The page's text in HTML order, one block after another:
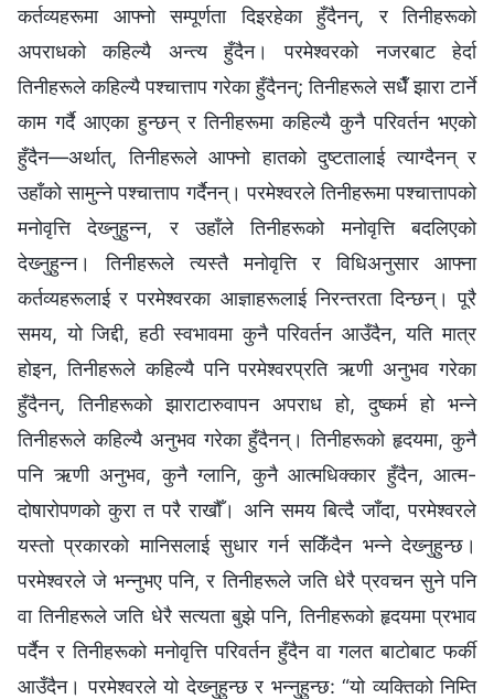
कर्तव्यहरूमा आफ्नो सम्पूर्णता दिइरहेका हुँदैनन्, र तिनीहरूको
अपराधको कहिल्यै अन्त्य हुँदैन। परमेश्‍वरको नजरबाट हेर्दा
तिनीहरूले कहिल्यै पश्‍चात्ताप गरेका हुँदैनन्; तिनीहरूले सधैँ झारा टार्ने
काम गर्दै आएका हुन्छन् र तिनीहरूमा कहिल्यै कुनै परिवर्तन भएको
हुँदैन—अर्थात्, तिनीहरूले आफ्‍नो हातको दुष्टतालाई त्याग्दैनन् र
उहाँको सामुन्ने पश्‍चात्ताप गर्दैनन्। परमेश्‍वरले तिनीहरूमा पश्‍चात्तापको
मनोवृत्ति देख्‍नुहुन्‍न, र उहाँले तिनीहरूको मनोवृत्ति बदलिएको
देख्‍नुहुन्‍न। तिनीहरूले त्यस्तै मनोवृत्ति र विधिअनुसार आफ्ना
कर्तव्यहरूलाई र परमेश्‍वरका आज्ञाहरूलाई निरन्तरता दिन्छन्। पूरै
समय, यो जिद्दी, हठी स्वभावमा कुनै परिवर्तन आउँदैन, यति मात्र
होइन, तिनीहरूले कहिल्यै पनि परमेश्‍वरप्रति ऋणी अनुभव गरेका
हुँदैनन्, तिनीहरूको झाराटारुवापन अपराध हो, दुष्कर्म हो भन्‍ने
तिनीहरूले कहिल्यै अनुभव गरेका हुँदैनन्। तिनीहरूको हृदयमा, कुनै
पनि ऋणी अनुभव, कुनै ग्लानि, कुनै आत्मधिक्कार हुँदैन, आत्म-
दोषारोपणको कुरा त परै राखौँ। अनि समय बित्दै जाँदा, परमेश्‍वरले
यस्तो प्रकारको मानिसलाई सुधार गर्न सकिँदैन भन्‍ने देख्‍नुहुन्छ।
परमेश्‍वरले जे भन्‍नुभए पनि, र तिनीहरूले जति धेरै प्रवचन सुने पनि
वा तिनीहरूले जति धेरै सत्यता बुझे पनि, तिनीहरूको हृदयमा प्रभाव
पर्दैन र तिनीहरूको मनोवृत्ति परिवर्तन हुँदैन वा गलत बाटोबाट फर्की
आउँदैन। परमेश्‍वरले यो देख्‍नुहुन्छ र भन्‍नुहुन्छ: “यो व्यक्तिको निम्ति